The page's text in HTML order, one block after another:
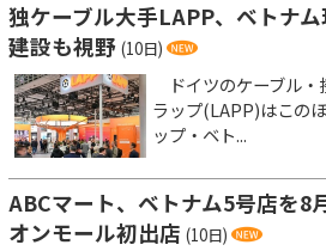
独ケーブル大手LAPP、ベトナ
建設も視野 (10日)
ドイツのケーブル・
ラップ(LAPP)はこの
ップ・ベト...
ABCマート、ベトナム5号店を
オンモール初出店 (10日)